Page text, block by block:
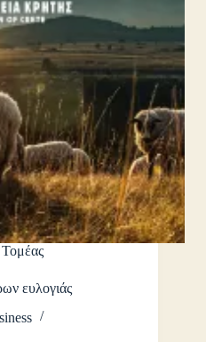
ευλογιάς